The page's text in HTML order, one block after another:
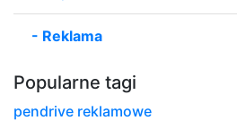
- Reklama
Popularne tagi
pendrive reklamowe